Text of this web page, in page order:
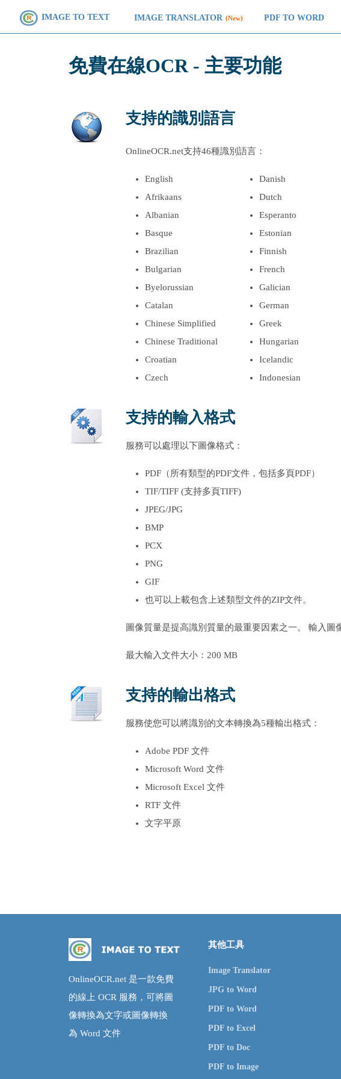
IMAGE TO TEXT IMAGE TRANSLATOR (New) PDF TO WORD
免費在線OCR - 主要功能
支持的識別語言
OnlineOCR.net支持46種識別語言：
English
Afrikaans
Albanian
Basque
Brazilian
Bulgarian
Byelorussian
Catalan
Chinese Simplified
Chinese Traditional
Croatian
Czech
Danish
Dutch
Esperanto
Estonian
Finnish
French
Galician
German
Greek
Hungarian
Icelandic
Indonesian
支持的輸入格式
服務可以處理以下圖像格式：
PDF（所有類型的PDF文件，包括多頁PDF）
TIF/TIFF (支持多頁TIFF)
JPEG/JPG
BMP
PCX
PNG
GIF
也可以上載包含上述類型文件的ZIP文件。
圖像質量是提高識別質量的最重要因素之一。 輸入圖
最大輸入文件大小：200 MB
支持的輸出格式
服務使您可以將識別的文本轉換為5種輸出格式：
Adobe PDF 文件
Microsoft Word 文件
Microsoft Excel 文件
RTF 文件
文字平原
OnlineOCR.net 是一款免費
的線上 OCR 服務，可將圖
像轉換為文字或圖像轉換
為 Word 文件
其他工具
Image Translator
JPG to Word
PDF to Word
PDF to Excel
PDF to Doc
PDF to Image